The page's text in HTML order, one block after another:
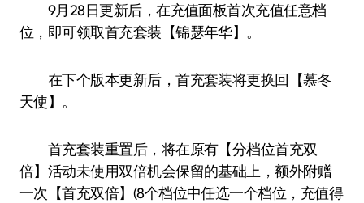
9月28日更新后，在充值面板首次充值任意档
位，即可领取首充套装【锦瑟年华】。
在下个版本更新后，首充套装将更换回【慕冬
天使】。
首充套装重置后，将在原有【分档位首充双
倍】活动未使用双倍机会保留的基础上，额外附赠
一次【首充双倍】(8个档位中任选一个档位，充值得